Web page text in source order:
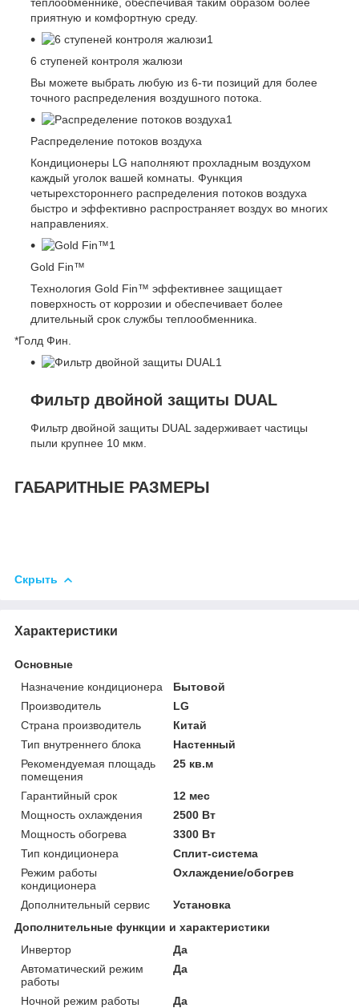
приятную и комфортную среду.
6 ступеней контроля жалюзи
Вы можете выбрать любую из 6-ти позиций для более
точного распределения воздушного потока.
Распределение потоков воздуха
Кондиционеры LG наполняют прохладным воздухом
каждый уголок вашей комнаты. Функция
четырехстороннего распределения потоков воздуха
быстро и эффективно распространяет воздух во многих
направлениях.
Gold Fin™
Технология Gold Fin™ эффективнее защищает
поверхность от коррозии и обеспечивает более
длительный срок службы теплообменника.
*Голд Фин.
Фильтр двойной защиты DUAL
Фильтр двойной защиты DUAL задерживает частицы
пыли крупнее 10 мкм.
ГАБАРИТНЫЕ РАЗМЕРЫ
Скрыть
Характеристики
Основные
Назначение кондиционера
Бытовой
Производитель
LG
Страна производитель
Китай
Тип внутреннего блока
Настенный
Рекомендуемая площадь
помещения
25 кв.м
Гарантийный срок
12 мес
Мощность охлаждения
2500 Вт
Мощность обогрева
3300 Вт
Тип кондиционера
Сплит-система
Режим работы
кондиционера
Охлаждение/обогрев
Дополнительный сервис
Установка
Дополнительные функции и характеристики
Инвертор
Да
Автоматический режим
работы
Да
Ночной режим работы
Да